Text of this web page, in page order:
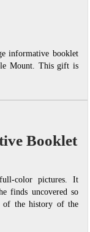
informative booklet
Mount. This gift is
Booklet
color pictures. It
finds uncovered so
of the history of the